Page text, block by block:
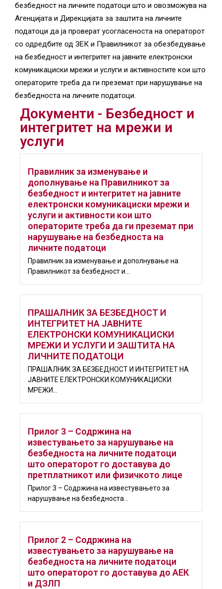
безбедност на личните податоци што и овозможува на
Агенцијата и Дирекцијата за заштита на личните
податоци да ја проверат усогласеноста на операторот
со одредбите од ЗЕК и Правилникот за обезбедување
на безбедност и интегритет на јавните електронски
комуникациски мрежи и услуги и активностите кои што
операторите треба да ги преземат при нарушување на
безбедноста на личните податоци.
Документи - Безбедност и
интегритет на мрежи и
услуги
Правилник за изменување и
дополнување на Правилникот за
безбедност и интегритет на јавните
електронски комуникациски мрежи и
услуги и активности кои што
операторите треба да ги преземат при
нарушување на безбедноста на
личните податоци
Правилник за изменување и дополнување на
Правилникот за безбедност и...
ПРАШАЛНИК ЗА БЕЗБЕДНОСТ И
ИНТЕГРИТЕТ НА ЈАВНИТЕ
ЕЛЕКТРОНСКИ КОМУНИКАЦИСКИ
МРЕЖИ И УСЛУГИ И ЗАШТИТА НА
ЛИЧНИТЕ ПОДАТОЦИ
ПРАШАЛНИК ЗА БЕЗБЕДНОСТ И ИНТЕГРИТЕТ НА
ЈАВНИТЕ ЕЛЕКТРОНСКИ КОМУНИКАЦИСКИ
МРЕЖИ...
Прилог 3 – Содржина на
известувањето за нарушување на
безбедноста на личните податоци
што операторот го доставува до
претплатникот или физичкото лице
Прилог 3 – Содржина на известувањето за
нарушување на безбедноста...
Прилог 2 – Содржина на
известувањето за нарушување на
безбедноста на личните податоци
што операторот го доставува до АЕК
и ДЗЛП